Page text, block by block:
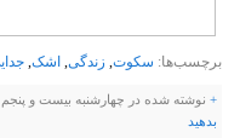
برچسب‌ها: سکوت, زندگی, اشک,
+ نوشته شده در چهارشنبه بیست و پنجم مرداد ۱۳۹۱ ساعت 1:58
بدهيد